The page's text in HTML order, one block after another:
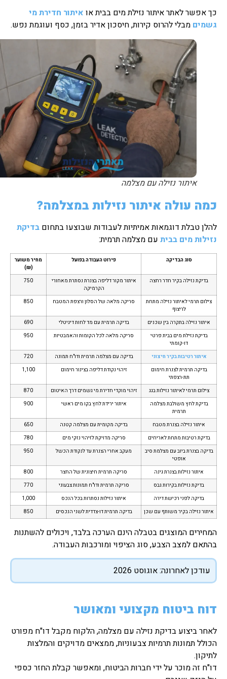
כך אפשר לאתר איתור נזילת מים בבית אואיתור חדירת מי
גשמים מבלי להרוס קירות, חיסכון אדיר בזמן, כסף ועוגמת נפש.
איתור נזילה עם מצלמה
כמה עולה איתור נזילות במצלמה?
להלן טבלת דוגמאות אמיתיות לעבודות שבוצעו בתחוםבדיקת
נזילות מים בביתעם מצלמה תרמית:
סוג הבדיקה פירוט העבודה בפועל
מחיר משוער
בדיקת נזילה בקיר חדר רחצה
איתור מקור דליפה בצנרת נסתרת מאחורי
הקרמיקה
צילום תרמי לאיתור נזילה מתחת
לריצוף
סריקה מלאה של הסלון ורצפת המטבח
איתור נזילה בתקרה בין שכנים בדיקה תרמית עם מד לחות דיגיטלי
בדיקת נזילת מים בבית פרטי
דו-קומתי
סריקה מלאה לכל הקומות והאמבטיות
איתור רטיבות בקיר חיצוני בדיקה עם מצלמה תרמית ודו"ח תמונה
בדיקה תרמית לצנרת חימום
תת-רצפתי
זיהוי נקודת דליפה בצינור חימום 1,100
צילום תרמי לאיתור נזילות בגג זיהוי מוקדי חדירת מי גשמים דרך האיטום
בדיקת לחץ משולבת מצלמה
תרמית
איתור ירידת לחץ בקו מים ראשי
איתור נזילה בצנרת מטבח בדיקה מקומית עם מצלמה קטנה
בדיקת רטיבות מתחת לאריחים
סריקה מדויקת לזיהוי נזקי מים
בדיקה בצנרת ביוב עם מצלמת סיב
אופטי
מעקב אחרי הצנרת עד לנקודת הכשל
איתור נזילות בצנרת גינה סריקה תרמית חיצונית של החצר
בדיקת נזילות בקירות גבס
סריקה תרמית ודו"ח תמונות צבעוני
בדיקה לפני רכישת דירה
איתור נזילות נסתרות בכל הנכס
1,000
איתור נזילה בקיר משותף עם שכן
בדיקה תרמית דו-צדדית לשני הנכסים
המחירים המוצגים בטבלה הינם הערכה בלבד, ויכולים להשתנות
בהתאם למצב הצבע, סוג הציפוי ומורכבות העבודה.
עודכן לאחרונה: אוגוסט 2026
דוח ביטוח מקצועי ומאושר
לאחר ביצוע בדיקת נזילה עם מצלמה, הלקוח מקבל דו"ח מפורט
הכולל תמונות תרמיות צבעוניות, ממצאים מדויקים והמלצות
לתיקון.
דו"ח זה מוכר על ידי חברות הביטוח, ומאפשר קבלת החזר כספי